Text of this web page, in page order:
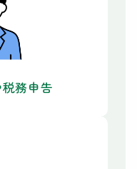
務申告